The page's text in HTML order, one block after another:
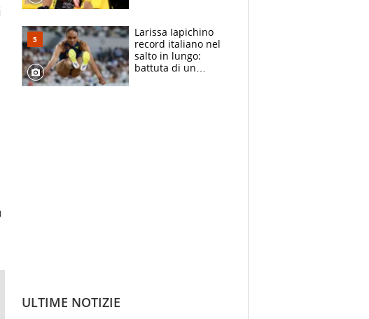
rischio da evitare
Larissa Iapichino
record italiano nel
salto in lungo:
battuta di un
ULTIME NOTIZIE